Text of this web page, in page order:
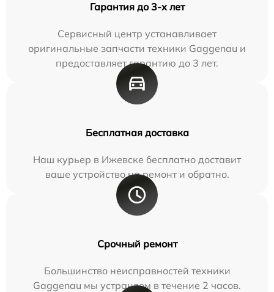
Гарантия до 3-х лет
Сервисный центр устанавливает
оригинальные запчасти техники Gaggenau и
предоставляет гарантию до 3 лет.
Бесплатная доставка
Наш курьер в Ижевске бесплатно доставит
ваше устройство на ремонт и обратно.
Срочный ремонт
Большинство неисправностей техники
Gaggenau мы устраняем в течение 2 часов.